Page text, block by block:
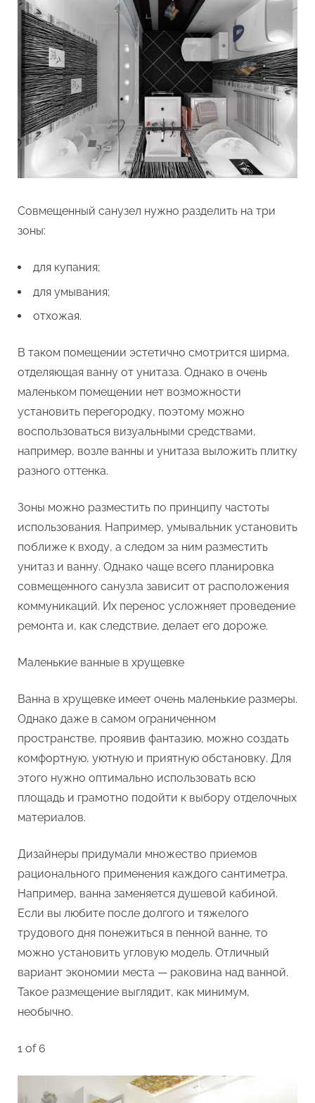
Совмещенный санузел нужно разделить на три
зоны:
для купания;
для умывания;
отхожая.
В таком помещении эстетично смотрится ширма,
отделяющая ванну от унитаза. Однако в очень
маленьком помещении нет возможности
установить перегородку, поэтому можно
воспользоваться визуальными средствами,
например, возле ванны и унитаза выложить плитку
разного оттенка.
Зоны можно разместить по принципу частоты
использования. Например, умывальник установить
поближе к входу, а следом за ним разместить
унитаз и ванну. Однако чаще всего планировка
совмещенного санузла зависит от расположения
коммуникаций. Их перенос усложняет проведение
ремонта и, как следствие, делает его дороже.
Маленькие ванные в хрущевке
Ванна в хрущевке имеет очень маленькие размеры.
Однако даже в самом ограниченном
пространстве, проявив фантазию, можно создать
комфортную, уютную и приятную обстановку. Для
этого нужно оптимально использовать всю
площадь и грамотно подойти к выбору отделочных
материалов.
Дизайнеры придумали множество приемов
рационального применения каждого сантиметра.
Например, ванна заменяется душевой кабиной.
Если вы любите после долгого и тяжелого
трудового дня понежиться в пенной ванне, то
можно установить угловую модель. Отличный
вариант экономии места — раковина над ванной.
Такое размещение выглядит, как минимум,
необычно.
1 of 6